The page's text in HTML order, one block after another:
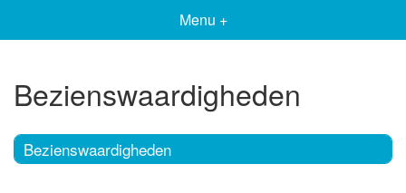
Menu +
Bezienswaardigheden
Bezienswaardigheden